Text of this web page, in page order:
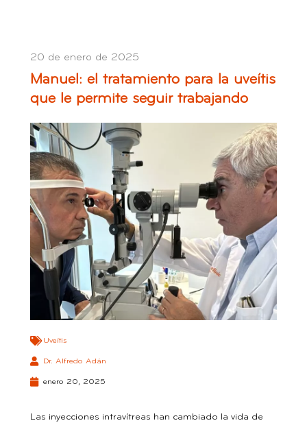
20 de enero de 2025
Manuel: el tratamiento para la uveítis
que le permite seguir trabajando
Uveítis
Dr. Alfredo Adán
enero 20, 2025
Las inyecciones intravítreas han cambiado la vida de